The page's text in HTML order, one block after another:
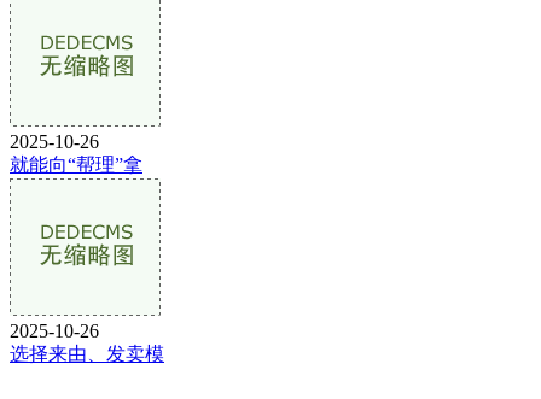
2025-10-26
就能向“帮理”拿
2025-10-26
选择来由、发卖模